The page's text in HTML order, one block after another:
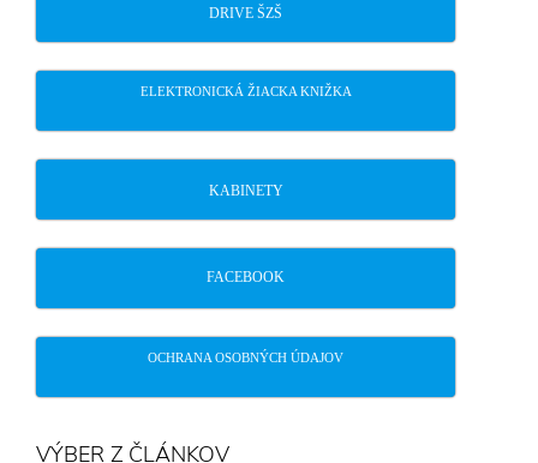
DRIVE ŠZŠ
ELEKTRONICKÁ ŽIACKA KNIŽKA
KABINETY
FACEBOOK
OCHRANA OSOBNÝCH ÚDAJOV
VÝBER Z ČLÁNKOV